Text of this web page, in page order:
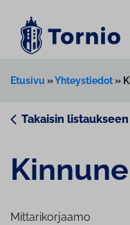
sisältöön
Etusivu »Yhteystiedot»
Takaisin listaukseen
Mittarikorjaamo